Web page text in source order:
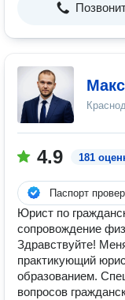
4.9 181
Паспорт
Юрист по
сопровождение
Здравствуйте!
практикующий
образованием.
вопросов